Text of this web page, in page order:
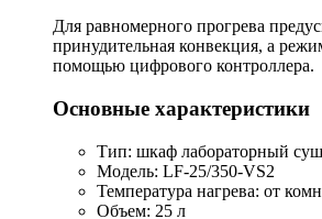
Для равномерного прогрева
принудительная конвекция, а
помощью цифрового контроллера.
Основные характеристики
Тип: шкаф лабораторный
Модель: LF-25/350-VS2
Температура нагрева: от
Объем: 25 л